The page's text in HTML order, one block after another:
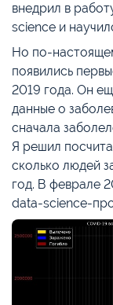
внедрил в
science и
Но по-
появились
2019 года. Он
данные о
сначала
Я решил
сколько людей
год. В феврале
data-science-